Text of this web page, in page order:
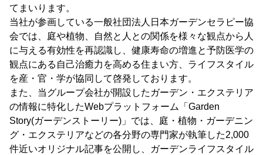
てまいります。
当社が参画している一般社団法人日本ガーデンセラピー協
会では、庭や植物、自然と人との関係を様々な観点から人
に与える有効性を再認識し、健康寿命の増進と予防医学の
観点にある自己治癒力を高める住まい方、ライフスタイル
を産・官・学が協同して啓発しております。
また、当グループ会社が開設したガーデン・エクステリア
の情報に特化したWebプラットフォーム「Garden
Story(ガーデンストーリー)」では、庭・植物・ガーデニン
グ・エクステリアなどの各分野の専門家が執筆した2,000
件近いオリジナル記事を公開し、ガーデンライフスタイル